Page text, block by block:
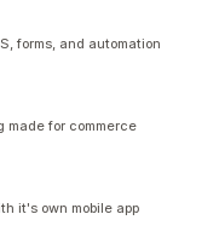
forms, and automation
made for commerce
it's own mobile app